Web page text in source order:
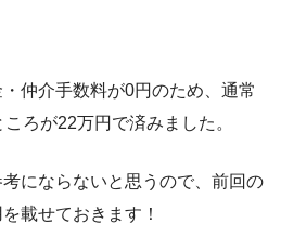
仲介手数料が0円のため、通常
ろが22万円で済みました。
にならないと思うので、前回の
載せておきます！